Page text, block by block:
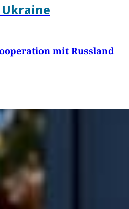
mit Russland